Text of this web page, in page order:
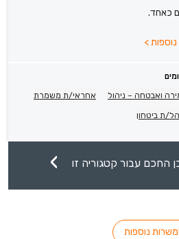
כאחד.
>
ואבטחה – ניהול אחראי/ת משמרת
ת ביטחון
החכם עבור קטגוריה זו
נוספות